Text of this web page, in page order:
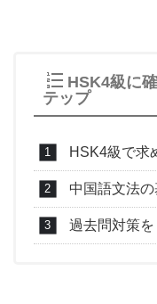
HSK4級に
テップ
HSK4級で求
中国語文法
過去問対策